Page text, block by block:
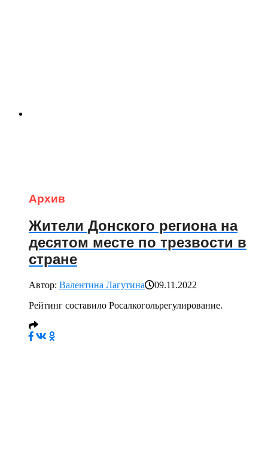
Архив
Жители Донского региона на
десятом месте по трезвости в
стране
Автор: Валентина Лагутина
09.11.2022
Рейтинг составило Росалкогольрегулирование.